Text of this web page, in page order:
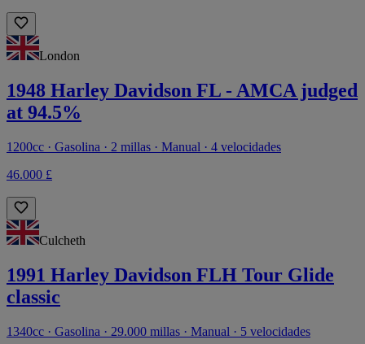
London
1948 Harley Davidson FL - AMCA judged
at 94.5%
1200cc · Gasolina · 2 millas · Manual · 4 velocidades
46.000 £
Culcheth
1991 Harley Davidson FLH Tour Glide
classic
1340cc · Gasolina · 29.000 millas · Manual · 5 velocidades